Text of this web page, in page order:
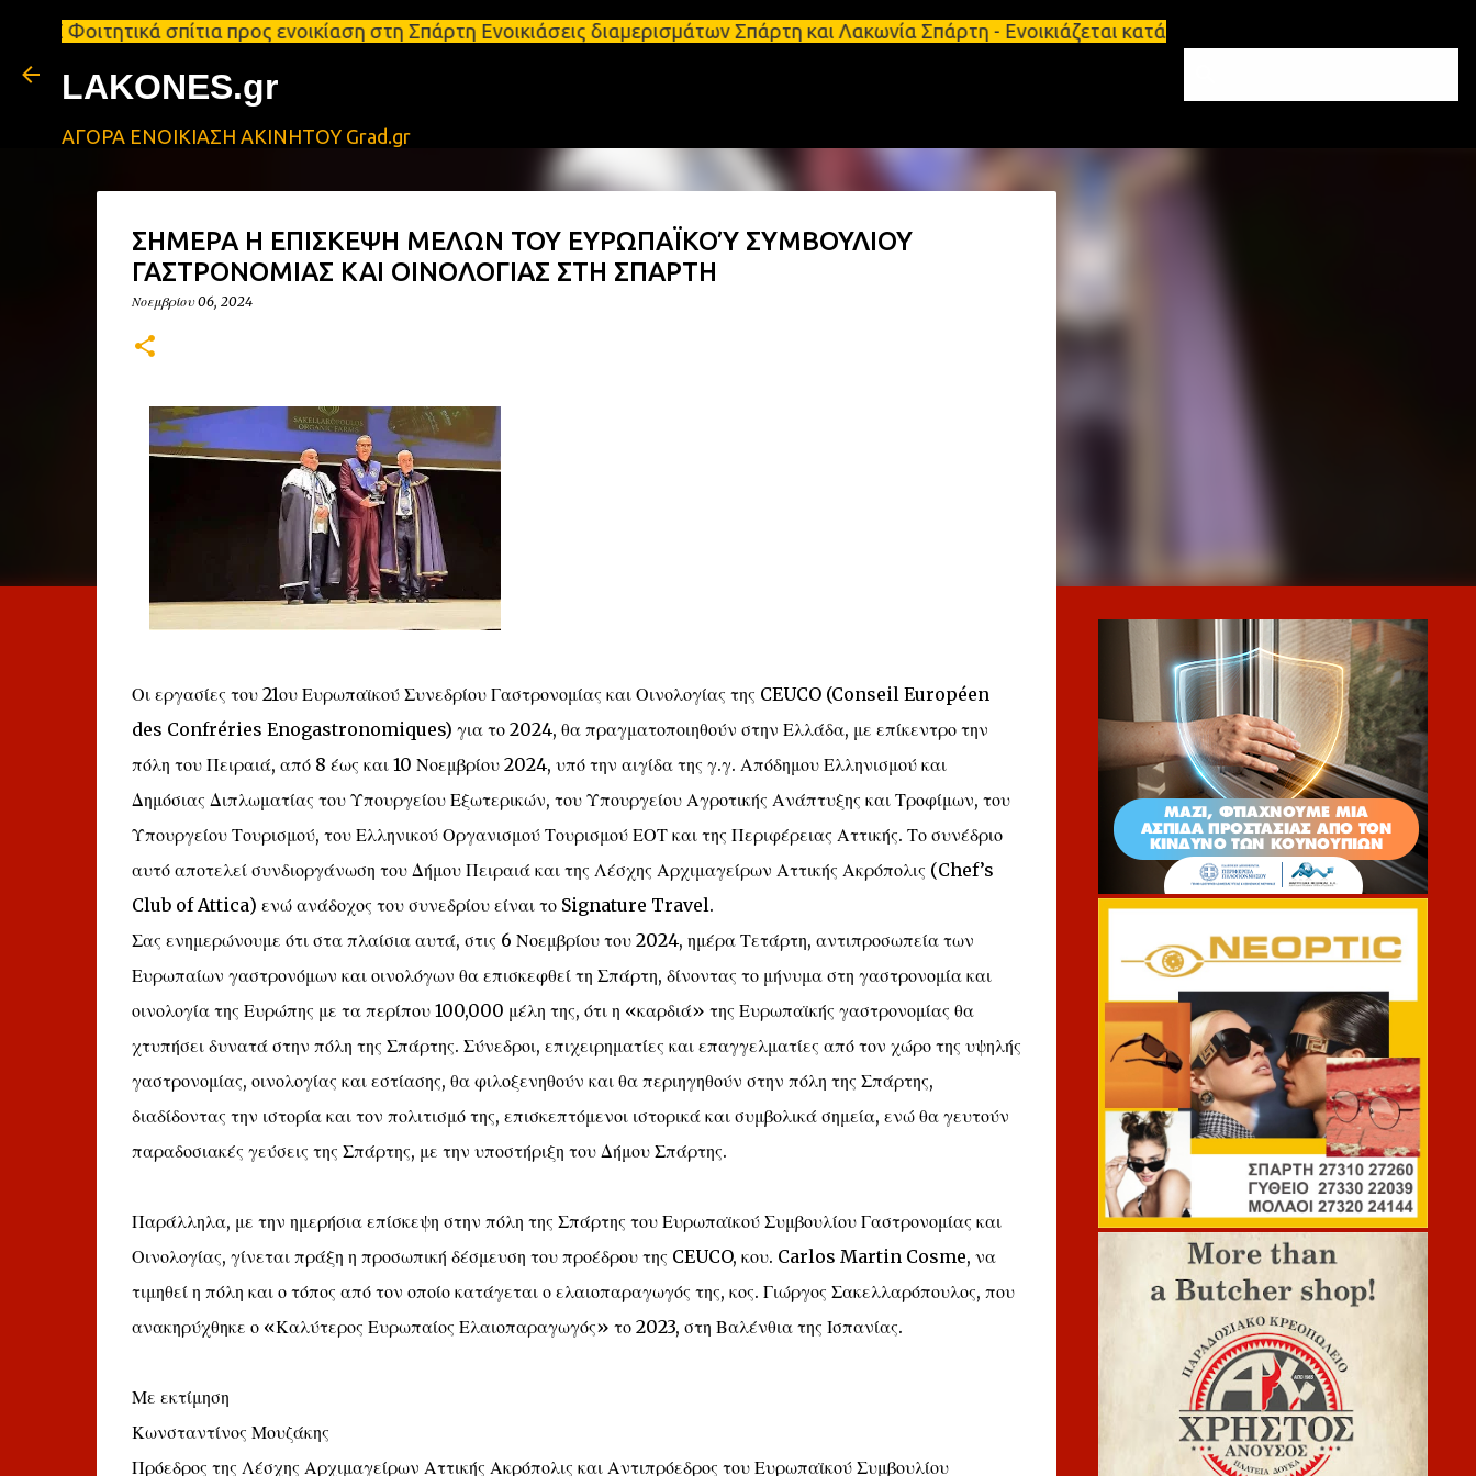
Μετάβαση στο κύριο περιεχόμενο
σπίτια προς ενοικίαση στη Σπάρτη Ενοικιάσεις διαμερισμάτων Σπάρτη και Λακωνία Σπάρτη - Ενοικιάζεται κατάστημα 134 τ.μ, με υπόγειο 124τ.μ
LAKONES.gr
ΑΓΟΡΑ ΕΝΟΙΚΙΑΣΗ ΑΚΙΝΗΤΟΥ Grad.gr
ΣΗΜΕΡΑ Η ΕΠΙΣΚΕΨΗ ΜΕΛΩΝ ΤΟΥ ΕΥΡΩΠΑΪΚΟΎ ΣΥΜΒΟΥΛΙΟΥ
ΓΑΣΤΡΟΝΟΜΙΑΣ ΚΑΙ ΟΙΝΟΛΟΓΙΑΣ ΣΤΗ ΣΠΑΡΤΗ
Νοεμβρίου 06, 2024
Οι εργασίες του 21ου Ευρωπαϊκού Συνεδρίου Γαστρονομίας και Οινολογίας της CEUCO (Conseil Européen
des Confréries Enogastronomiques) για το 2024, θα πραγματοποιηθούν στην Ελλάδα, με επίκεντρο την
πόλη του Πειραιά, από 8 έως και 10 Νοεμβρίου 2024, υπό την αιγίδα της γ.γ. Απόδημου Ελληνισμού και
Δημόσιας Διπλωματίας του Υπουργείου Εξωτερικών, του Υπουργείου Αγροτικής Ανάπτυξης και Τροφίμων, του
Υπουργείου Τουρισμού, του Ελληνικού Οργανισμού Τουρισμού ΕΟΤ και της Περιφέρειας Αττικής. Το συνέδριο
αυτό αποτελεί συνδιοργάνωση του Δήμου Πειραιά και της Λέσχης Αρχιμαγείρων Αττικής Ακρόπολις (Chef’s
Club of Attica) ενώ ανάδοχος του συνεδρίου είναι το Signature Travel.
Σας ενημερώνουμε ότι στα πλαίσια αυτά, στις 6 Νοεμβρίου του 2024, ημέρα Τετάρτη, αντιπροσωπεία των
Ευρωπαίων γαστρονόμων και οινολόγων θα επισκεφθεί τη Σπάρτη, δίνοντας το μήνυμα στη γαστρονομία και
οινολογία της Ευρώπης με τα περίπου 100,000 μέλη της, ότι η «καρδιά» της Ευρωπαϊκής γαστρονομίας θα
χτυπήσει δυνατά στην πόλη της Σπάρτης. Σύνεδροι, επιχειρηματίες και επαγγελματίες από τον χώρο της υψηλής
γαστρονομίας, οινολογίας και εστίασης, θα φιλοξενηθούν και θα περιηγηθούν στην πόλη της Σπάρτης,
διαδίδοντας την ιστορία και τον πολιτισμό της, επισκεπτόμενοι ιστορικά και συμβολικά σημεία, ενώ θα γευτούν
παραδοσιακές γεύσεις της Σπάρτης, με την υποστήριξη του Δήμου Σπάρτης.
Παράλληλα, με την ημερήσια επίσκεψη στην πόλη της Σπάρτης του Ευρωπαϊκού Συμβουλίου Γαστρονομίας και
Οινολογίας, γίνεται πράξη η προσωπική δέσμευση του προέδρου της CEUCO, κου. Carlos Martin Cosme, να
τιμηθεί η πόλη και ο τόπος από τον οποίο κατάγεται ο ελαιοπαραγωγός της, κος. Γιώργος Σακελλαρόπουλος, που
ανακηρύχθηκε ο «Καλύτερος Ευρωπαίος Ελαιοπαραγωγός» το 2023, στη Βαλένθια της Ισπανίας.
Με εκτίμηση
Κωνσταντίνος Μουζάκης
Πρόεδρος της Λέσχης Αρχιμαγείρων Αττικής Ακρόπολις και Αντιπρόεδρος του Ευρωπαϊκού Συμβουλίου